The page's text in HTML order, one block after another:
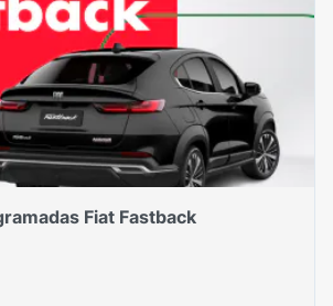
Fiat Fastback